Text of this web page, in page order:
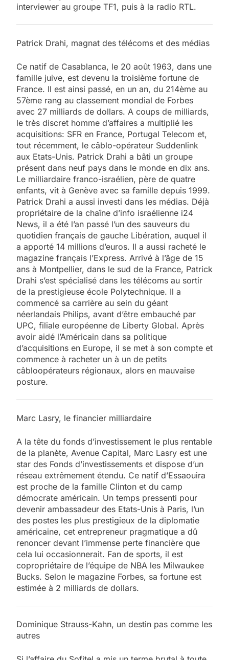
interviewer au groupe TF1, puis à la radio RTL.
Patrick Drahi, magnat des télécoms et des médias
Ce natif de Casablanca, le 20 août 1963, dans une
famille juive, est devenu la troisième fortune de
France. Il est ainsi passé, en un an, du 214ème au
57ème rang au classement mondial de Forbes
avec 27 milliards de dollars. A coups de milliards,
le très discret homme d’affaires a multiplié les
acquisitions: SFR en France, Portugal Telecom et,
tout récemment, le câblo-opérateur Suddenlink
aux Etats-Unis. Patrick Drahi a bâti un groupe
présent dans neuf pays dans le monde en dix ans.
Le milliardaire franco-israélien, père de quatre
enfants, vit à Genève avec sa famille depuis 1999.
Patrick Drahi a aussi investi dans les médias. Déjà
propriétaire de la chaîne d’info israélienne i24
News, il a été l’an passé l’un des sauveurs du
quotidien français de gauche Libération, auquel il
a apporté 14 millions d’euros. Il a aussi racheté le
magazine français l’Express. Arrivé à l’âge de 15
ans à Montpellier, dans le sud de la France, Patrick
Drahi s’est spécialisé dans les télécoms au sortir
de la prestigieuse école Polytechnique. Il a
commencé sa carrière au sein du géant
néerlandais Philips, avant d’être embauché par
UPC, filiale européenne de Liberty Global. Après
avoir aidé l’Américain dans sa politique
d’acquisitions en Europe, il se met à son compte et
commence à racheter un à un de petits
câbloopérateurs régionaux, alors en mauvaise
posture.
Marc Lasry, le financier milliardaire
A la tête du fonds d’investissement le plus rentable
de la planète, Avenue Capital, Marc Lasry est une
star des Fonds d’investissements et dispose d’un
réseau extrêmement étendu. Ce natif d’Essaouira
est proche de la famille Clinton et du camp
démocrate américain. Un temps pressenti pour
devenir ambassadeur des Etats-Unis à Paris, l’un
des postes les plus prestigieux de la diplomatie
américaine, cet entrepreneur pragmatique a dû
renoncer devant l’immense perte financière que
cela lui occasionnerait. Fan de sports, il est
copropriétaire de l’équipe de NBA les Milwaukee
Bucks. Selon le magazine Forbes, sa fortune est
estimée à 2 milliards de dollars.
Dominique Strauss-Kahn, un destin pas comme les
autres